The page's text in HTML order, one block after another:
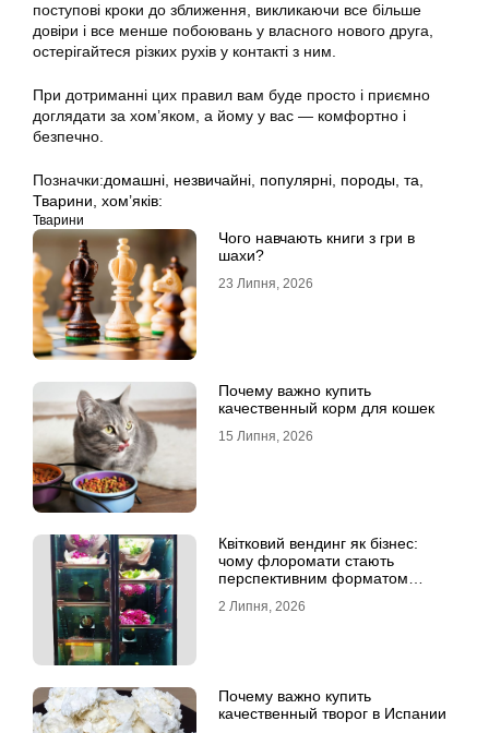
поступові кроки до зближення, викликаючи все більше
довіри і все менше побоювань у власного нового друга,
остерігайтеся різких рухів у контакті з ним.
При дотриманні цих правил вам буде просто і приємно
доглядати за хом’яком, а йому у вас — комфортно і
безпечно.
Позначки:домашні незвичайні популярні породы та
Тварини хом’яків:
Тварини
Чого навчають книги з гри в
шахи?
23 Липня, 2026
Почему важно купить
качественный корм для кошек
15 Липня, 2026
Квітковий вендинг як бізнес:
чому флоромати стають
перспективним форматом
2 Липня, 2026
Почему важно купить
качественный творог в Испании